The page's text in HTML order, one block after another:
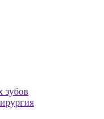
зубов